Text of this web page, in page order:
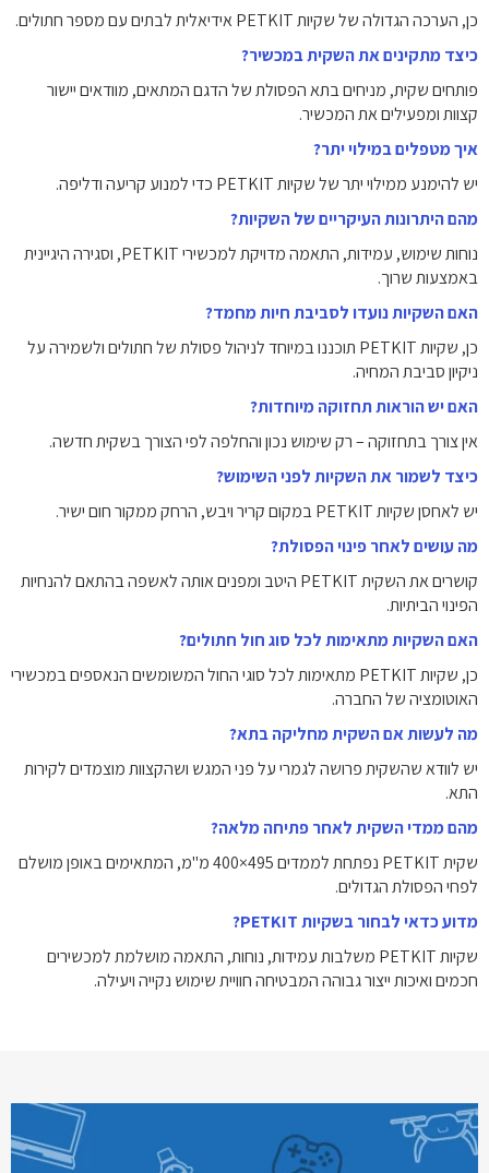
כן, הערכה הגדולה של שקיות PETKIT אידיאלית לבתים עם מספר חתולים.
כיצד מתקינים את השקית במכשיר?
פותחים שקית, מניחים בתא הפסולת של הדגם המתאים, מוודאים יישור
קצוות ומפעילים את המכשיר.
איך מטפלים במילוי יתר?
יש להימנע ממילוי יתר של שקיות PETKIT כדי למנוע קריעה ודליפה.
מהם היתרונות העיקריים של השקיות?
נוחות שימוש, עמידות, התאמה מדויקת למכשירי PETKIT, וסגירה היגיינית
באמצעות שרוך.
האם השקיות נועדו לסביבת חיות מחמד?
כן, שקיות PETKIT תוכננו במיוחד לניהול פסולת של חתולים ולשמירה על
ניקיון סביבת המחיה.
האם יש הוראות תחזוקה מיוחדות?
אין צורך בתחזוקה – רק שימוש נכון והחלפה לפי הצורך בשקית חדשה.
כיצד לשמור את השקיות לפני השימוש?
יש לאחסן שקיות PETKIT במקום קריר ויבש, הרחק ממקור חום ישיר.
מה עושים לאחר פינוי הפסולת?
קושרים את השקית PETKIT היטב ומפנים אותה לאשפה בהתאם להנחיות
הפינוי הביתיות.
האם השקיות מתאימות לכל סוג חול חתולים?
כן, שקיות PETKIT מתאימות לכל סוגי החול המשומשים הנאספים במכשירי
האוטומציה של החברה.
מה לעשות אם השקית מחליקה בתא?
יש לוודא שהשקית פרושה לגמרי על פני המגש ושהקצוות מוצמדים לקירות
התא.
מהם ממדי השקית לאחר פתיחה מלאה?
שקית PETKIT נפתחת לממדים ‎400×495 מ"מ‎, המתאימים באופן מושלם
לפחי הפסולת הגדולים.
מדוע כדאי לבחור בשקיות PETKIT?
שקיות PETKIT משלבות עמידות, נוחות, התאמה מושלמת למכשירים
חכמים ואיכות ייצור גבוהה המבטיחה חוויית שימוש נקייה ויעילה.